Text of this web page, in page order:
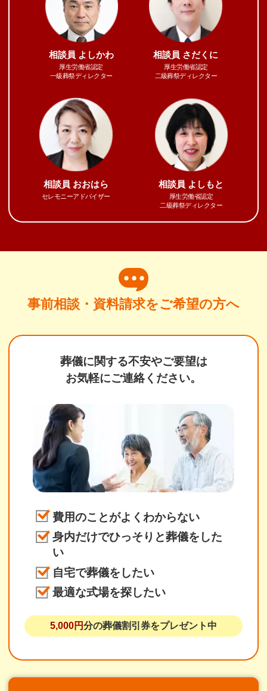
相談員 よしかわ
厚生労働省認定
一級葬祭ディレクター
相談員 さだくに
厚生労働省認定
二級葬祭ディレクター
相談員 おおはら
セレモニーアドバイザー
相談員 よしもと
厚生労働省認定
二級葬祭ディレクター
事前相談・資料請求をご希望の方へ
葬儀に関する不安やご要望は
お気軽にご連絡ください。
費用のことがよくわからない
身内だけでひっそりと葬儀をした
い
自宅で葬儀をしたい
最適な式場を探したい
5,000円分の葬儀割引券をプレゼント中